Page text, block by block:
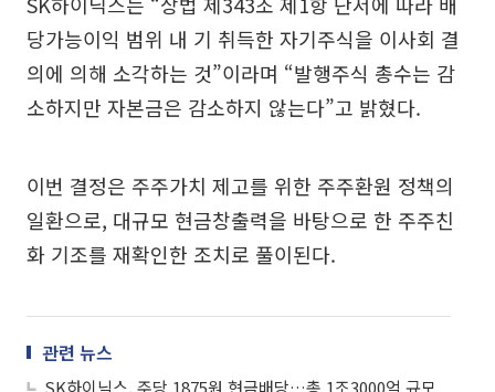
당가능이익 범위 내 기 취득한 자기주식을 이사회 결
의에 의해 소각하는 것”이라며 “발행주식 총수는 감
소하지만 자본금은 감소하지 않는다”고 밝혔다.
이번 결정은 주주가치 제고를 위한 주주환원 정책의
일환으로, 대규모 현금창출력을 바탕으로 한 주주친
화 기조를 재확인한 조치로 풀이된다.
관련 뉴스
SK하이닉스, 주당 1875원 현금배당…총 1조3000억 규모